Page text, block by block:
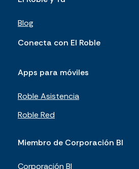
Blog
Conecta con El Roble
Apps para móviles
Roble Asistencia
Roble Red
Miembro de Corporación BI
Corporación BI